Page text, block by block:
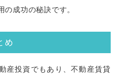
の成功の秘訣です。
め
産投資でもあり、不動産賃貸